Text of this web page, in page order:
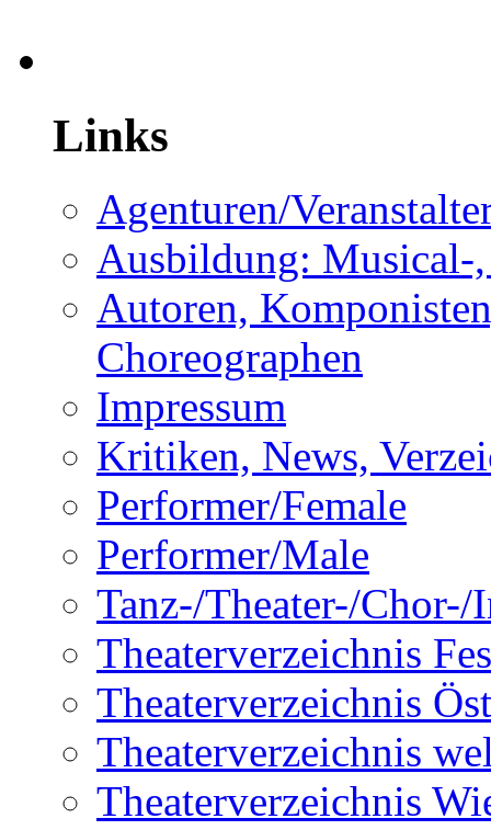
Links
Agenturen/
Ausbildung: Musical-,
Autoren,
Choreographen
Impressum
Kritiken, News,
Performer/Female
Performer/Male
Tanz-/Theater-/Chor-/
Theaterverzeichnis
Theaterverzeichnis
Theaterverzeichnis
Theaterverzeichnis